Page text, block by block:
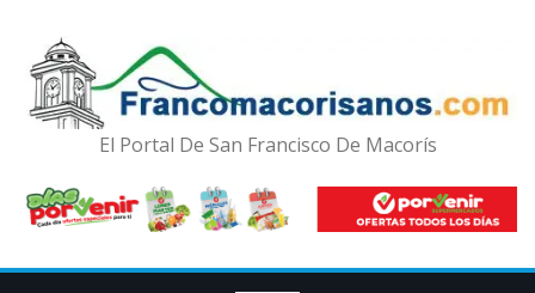
El Portal De San Francisco De Macorís